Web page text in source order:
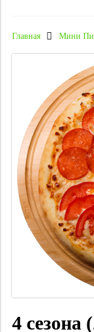
Главная Мини
4 сезона